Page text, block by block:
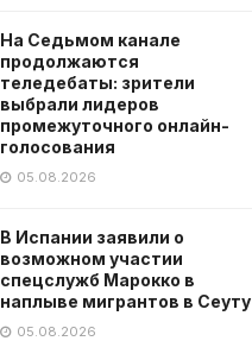
На Седьмом канале
продолжаются
теледебаты: зрители
выбрали лидеров
промежуточного онлайн-
голосования
05.08.2026
В Испании заявили о
возможном участии
спецслужб Марокко в
наплыве мигрантов в Сеуту
05.08.2026